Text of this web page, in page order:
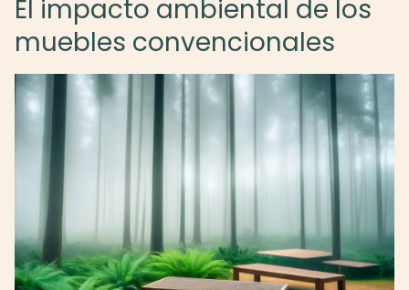
El impacto ambiental de los
muebles convencionales